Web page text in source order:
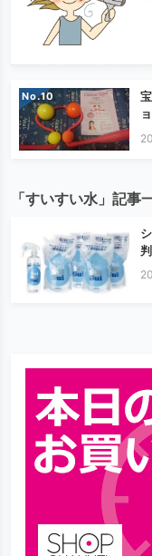
No.
「すいすい水」記事